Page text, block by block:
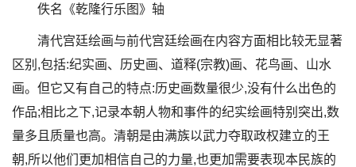
佚名《乾隆行乐图》轴
清代宫廷绘画与前代宫廷绘画在内容方面相比较无显著
区别,包括:纪实画、历史画、道释(宗教)画、花鸟画、山水
画。但它又有自己的特点:历史画数量很少,没有什么出色的
作品;相比之下,记录本朝人物和事件的纪实绘画特别突出,数
量多且质量也高。清朝是由满族以武力夺取政权建立的王
朝,所以他们更加相信自己的力量,也更加需要表现本民族的